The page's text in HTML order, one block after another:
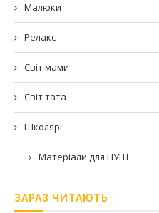
Малюки
Релакс
Світ мами
Світ тата
Школярі
Матеріали для НУШ
ЗАРАЗ ЧИТАЮТЬ